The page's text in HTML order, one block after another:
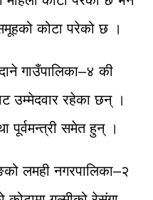
कोटा परेको छ ।
गाउँपालिका–४ की
उम्मेदवार रहेका छन् ।
पूर्वमन्त्री समेत हुन् ।
लमही नगरपालिका–२